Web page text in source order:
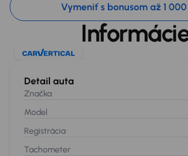
Vymeniť s bonusom až 1
Detail auta
Značka
Model
Registrácia
Tachometer